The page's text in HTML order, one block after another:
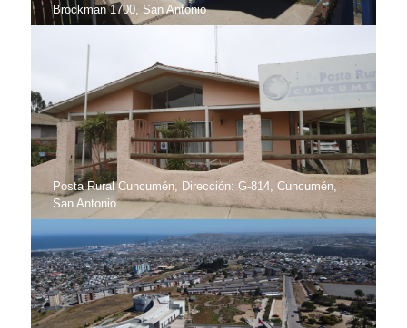
Brockman 1700, San Antonio
Posta Rural Cuncumén, Dirección: G-814, Cuncumén,
San Antonio